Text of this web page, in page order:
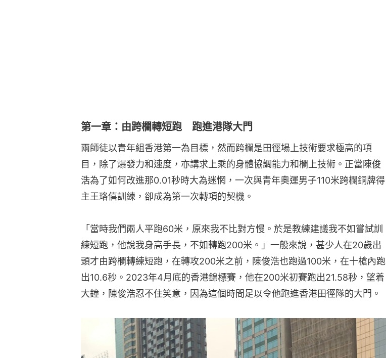
第一章：由跨欄轉短跑 跑進港隊大門
兩師徒以青年組香港第一為目標，然而跨欄是田徑場上技術要求極高的項
目，除了爆發力和速度，亦講求上乘的身體協調能力和欄上技術。正當陳俊
浩為了如何改進那0.01秒時大為迷惘，一次與青年奧運男子110米跨欄銅牌得
主王珞僖訓練，卻成為第一次轉項的契機。
「當時我們兩人平跑60米，原來我不比對方慢。於是教練建議我不如嘗試訓
練短跑，他說我身高手長，不如轉跑200米。」一般來說，甚少人在20歲出
頭才由跨欄轉練短跑，在轉攻200米之前，陳俊浩也跑過100米，在十槍內跑
出10.6秒。2023年4月底的香港錦標賽，他在200米初賽跑出21.58秒，望着
大鐘，陳俊浩忍不住笑意，因為這個時間足以令他跑進香港田徑隊的大門。